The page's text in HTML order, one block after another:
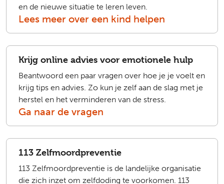
en de nieuwe situatie te leren leven.
Lees meer over een kind helpen
Krijg online advies voor emotionele hulp
Beantwoord een paar vragen over hoe je je voelt en
krijg tips en advies. Zo kun je zelf aan de slag met je
herstel en het verminderen van de stress.
Ga naar de vragen
113 Zelfmoordpreventie
113 Zelfmoordpreventie is de landelijke organisatie
die zich inzet om zelfdoding te voorkomen. 113